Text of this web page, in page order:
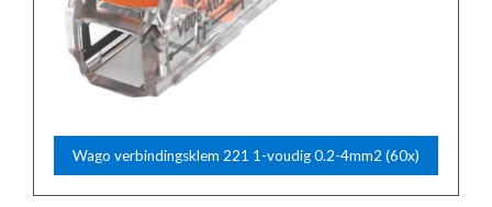
Wago verbindingsklem 221 1-voudig 0.2-4mm2 (60x)